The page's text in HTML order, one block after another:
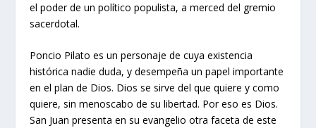
el poder de un político populista, a merced del gremio
sacerdotal.
Poncio Pilato es un personaje de cuya existencia
histórica nadie duda, y desempeña un papel importante
en el plan de Dios. Dios se sirve del que quiere y como
quiere, sin menoscabo de su libertad. Por eso es Dios.
San Juan presenta en su evangelio otra faceta de este